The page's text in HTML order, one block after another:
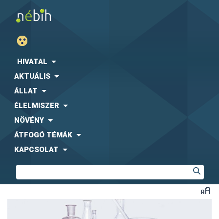
HIVATAL
AKTUÁLIS
ÁLLAT
ÉLELMISZER
NÖVÉNY
ÁTFOGÓ TÉMÁK
KAPCSOLAT